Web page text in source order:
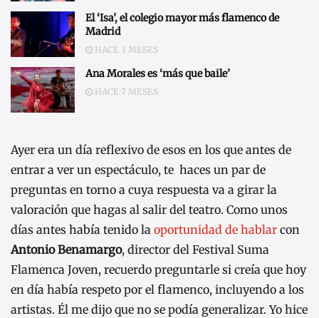
El ‘Isa’, el colegio mayor más flamenco de
Madrid
HACE 3 MESES
Ana Morales es ‘más que baile’
HACE 7 MESES
Ayer era un día reflexivo de esos en los que antes de
entrar a ver un espectáculo, te haces un par de
preguntas en torno a cuya respuesta va a girar la
valoración que hagas al salir del teatro. Como unos
días antes había tenido la oportunidad de hablar con
Antonio Benamargo, director del Festival Suma
Flamenca Joven, recuerdo preguntarle si creía que hoy
en día había respeto por el flamenco, incluyendo a los
artistas. Él me dijo que no se podía generalizar. Yo hice